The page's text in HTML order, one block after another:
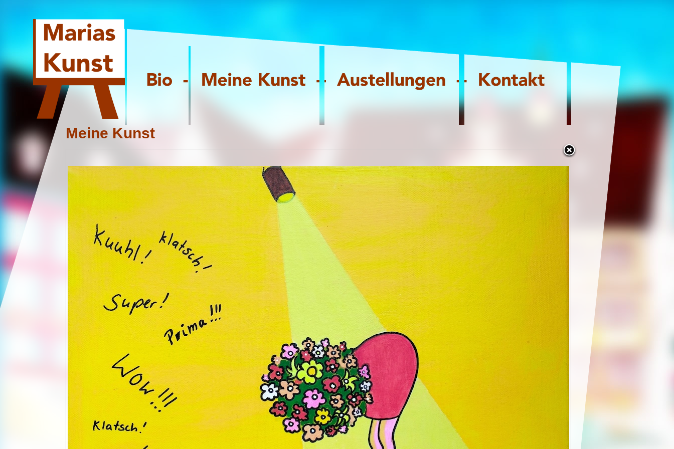
Meine Kunst